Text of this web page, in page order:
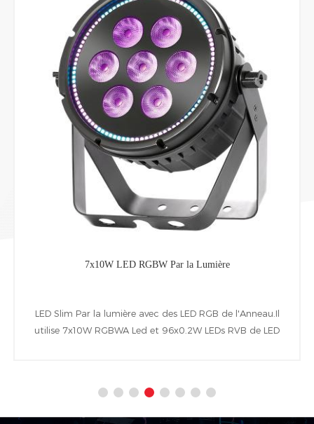
7x10W LED RGBW Par la Lumière
LED Slim Par la lumière avec des LED RGB de l'Anneau.Il
utilise 7x10W RGBWA Led et 96x0.2W LEDs RVB de LED